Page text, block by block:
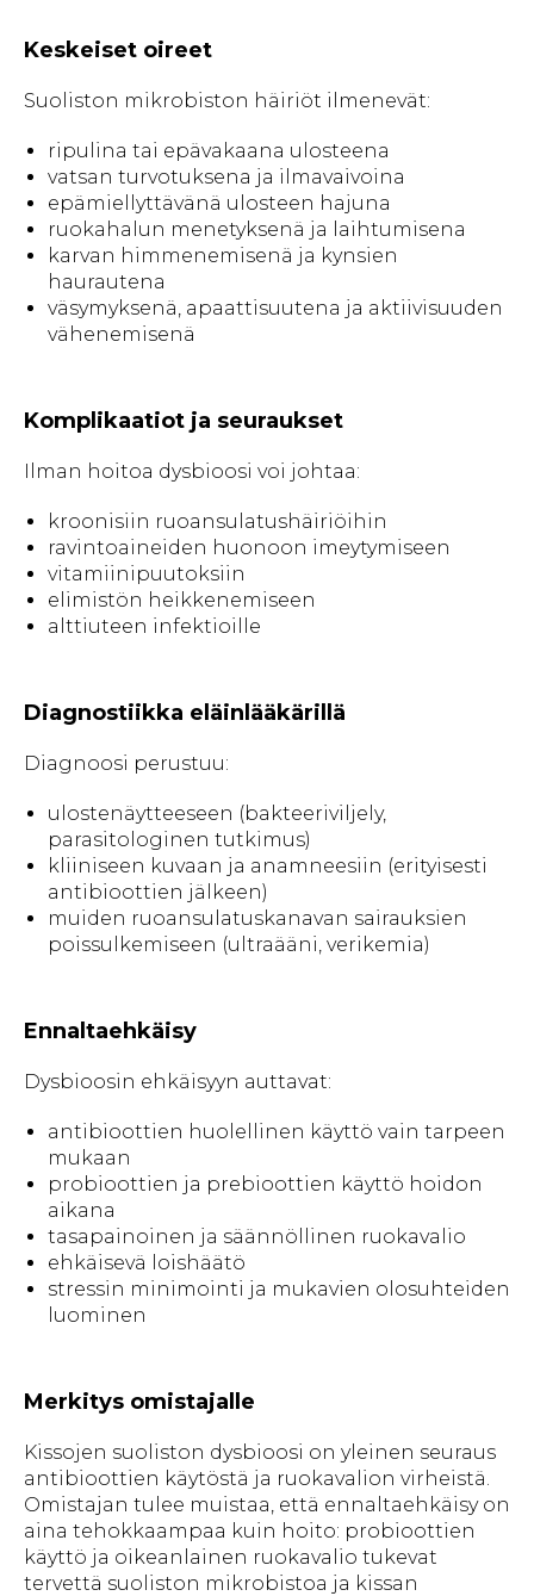
Keskeiset oireet
Suoliston mikrobiston häiriöt ilmenevät:
ripulina tai epävakaana ulosteena
vatsan turvotuksena ja ilmavaivoina
epämiellyttävänä ulosteen hajuna
ruokahalun menetyksenä ja laihtumisena
karvan himmenemisenä ja kynsien
haurautena
väsymyksenä, apaattisuutena ja aktiivisuuden
vähenemisenä
Komplikaatiot ja seuraukset
Ilman hoitoa dysbioosi voi johtaa:
kroonisiin ruoansulatushäiriöihin
ravintoaineiden huonoon imeytymiseen
vitamiinipuutoksiin
elimistön heikkenemiseen
alttiuteen infektioille
Diagnostiikka eläinlääkärillä
Diagnoosi perustuu:
ulostenäytteeseen (bakteeriviljely,
parasitologinen tutkimus)
kliiniseen kuvaan ja anamneesiin (erityisesti
antibioottien jälkeen)
muiden ruoansulatuskanavan sairauksien
poissulkemiseen (ultraääni, verikemia)
Ennaltaehkäisy
Dysbioosin ehkäisyyn auttavat:
antibioottien huolellinen käyttö vain tarpeen
mukaan
probioottien ja prebioottien käyttö hoidon
aikana
tasapainoinen ja säännöllinen ruokavalio
ehkäisevä loishäätö
stressin minimointi ja mukavien olosuhteiden
luominen
Merkitys omistajalle
Kissojen suoliston dysbioosi on yleinen seuraus
antibioottien käytöstä ja ruokavalion virheistä.
Omistajan tulee muistaa, että ennaltaehkäisy on
aina tehokkaampaa kuin hoito: probioottien
käyttö ja oikeanlainen ruokavalio tukevat
tervettä suoliston mikrobistoa ja kissan